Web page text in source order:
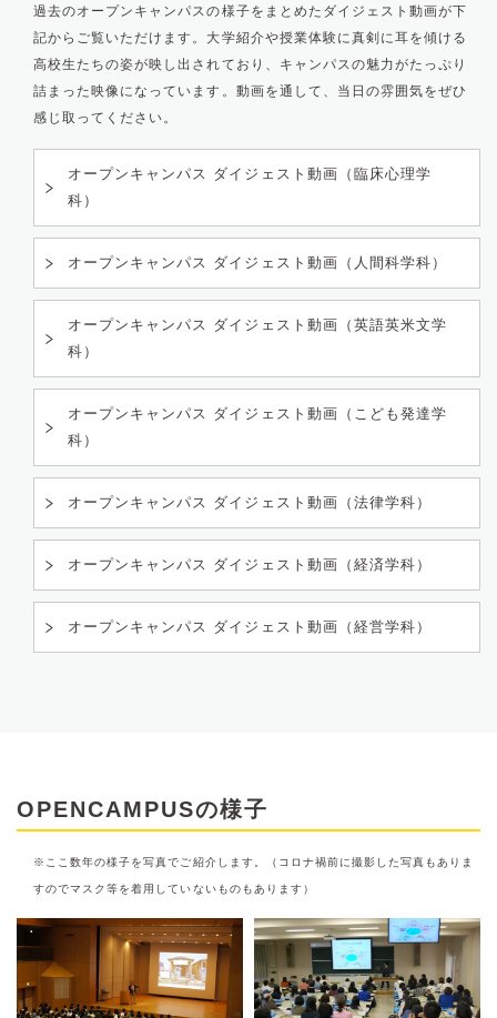
過去のオープンキャンパスの様子をまとめたダイジェスト動画が下
記からご覧いただけます。大学紹介や授業体験に真剣に耳を傾ける
高校生たちの姿が映し出されており、キャンパスの魅力がたっぷり
詰まった映像になっています。動画を通して、当日の雰囲気をぜひ
感じ取ってください。
オープンキャンパス ダイジェスト動画（臨床心理学
科）
オープンキャンパス ダイジェスト動画（人間科学科）
オープンキャンパス ダイジェスト動画（英語英米文学
科）
オープンキャンパス ダイジェスト動画（こども発達学
科）
オープンキャンパス ダイジェスト動画（法律学科）
オープンキャンパス ダイジェスト動画（経済学科）
オープンキャンパス ダイジェスト動画（経営学科）
OPENCAMPUSの様子
※ここ数年の様子を写真でご紹介します。（コロナ禍前に撮影した写真もありま
すのでマスク等を着用していないものもあります）